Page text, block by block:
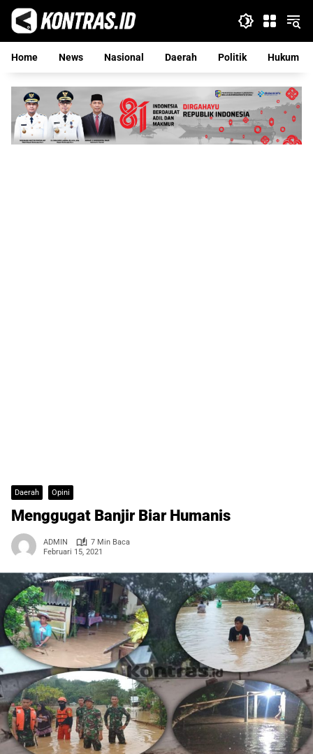
Langsung
konten
Home
News Nasional Daerah Politik Hukum
Daerah Opini
Menggugat Banjir Biar Humanis
ADMIN
7 Min Baca
Februari 15, 2021